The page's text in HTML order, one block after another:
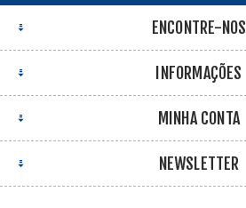
ENCONTRE-NOS
INFORMAÇÕES
MINHA CONTA
NEWSLETTER